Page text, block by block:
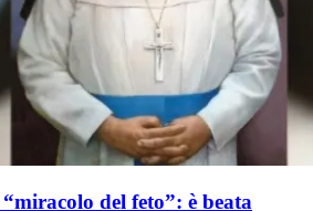
del feto”: è beata